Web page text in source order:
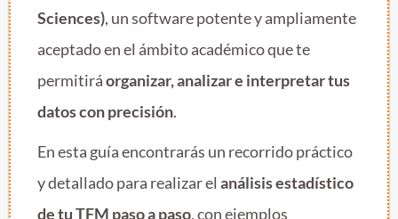
Sciences), un software potente y ampliamente
aceptado en el ámbito académico que te
permitiráorganizar, analizar e interpretar tus
datos con precisión.
En esta guía encontrarás un recorrido práctico
y detallado para realizar elanálisis estadístico
de tu TFM paso a paso, con ejemplos